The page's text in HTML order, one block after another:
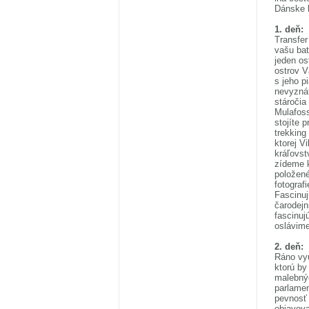
Dánske
1. deň:
vašu
jeden
ostrov
s jeho
stáročia
stojíte
trekking
ktorej
zídeme
2. deň:
Ráno
ktorú
pevnosť